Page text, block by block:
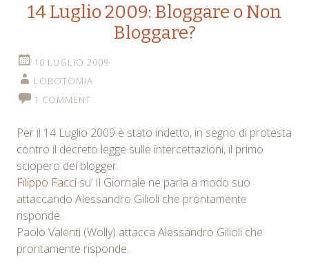
14 Luglio 2009: Bloggare o Non
Bloggare?
10 LUGLIO 2009
LOBOTOMIA
1 COMMENT
Per il 14 Luglio 2009 è stato indetto, in segno di protesta
contro il decreto legge sulle intercettazioni, il primo
sciopero dei blogger.
Filippo Facci su’ Il Giornale ne parla a modo suo
attaccando Alessandro Gilioli che prontamente
risponde.
Paolo Valenti (Wolly) attacca Alessandro Gilioli che
prontamente risponde.